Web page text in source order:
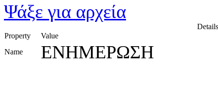
Ψάξε για αρχεία
Property
Value
Name
ΕΝΗΜΕΡΩΣΗ